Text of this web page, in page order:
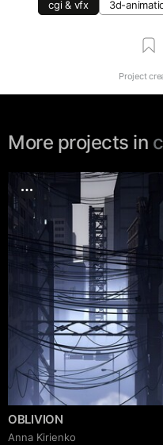
cgi & vfx 3d-
Project
More projects in
OBLIVION
Anna Kirienko